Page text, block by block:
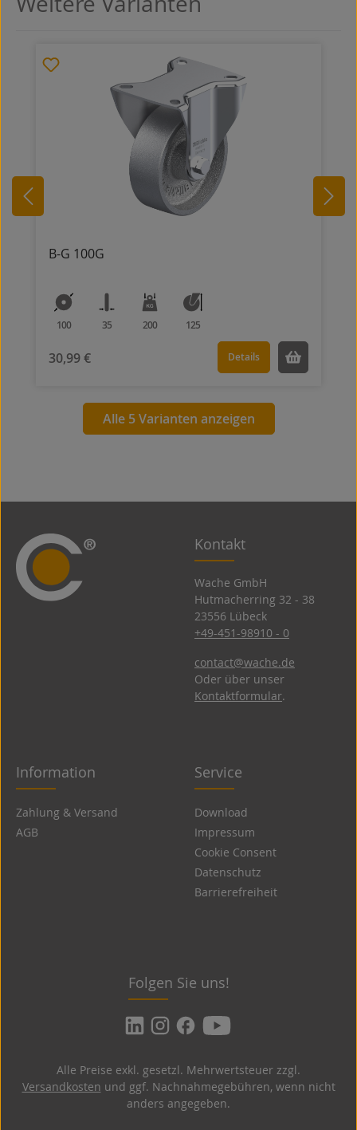
B-G 100G
100 35 200 125
30,99 € Details
Alle 5 Varianten anzeigen
Kontakt
Wache GmbH
Hutmacherring 32 ­- 38
23556 Lübeck
+49-451-98910 - 0
contact@wache.de
Oder über unser
Kontaktformular.
Information
Zahlung & Versand
AGB
Service
Download
Impressum
Cookie Consent
Datenschutz
Barrierefreiheit
Folgen Sie uns!
Alle Preise exkl. gesetzl. Mehrwertsteuer zzgl.
Versandkosten und ggf. Nachnahmegebühren, wenn nicht
anders angegeben.